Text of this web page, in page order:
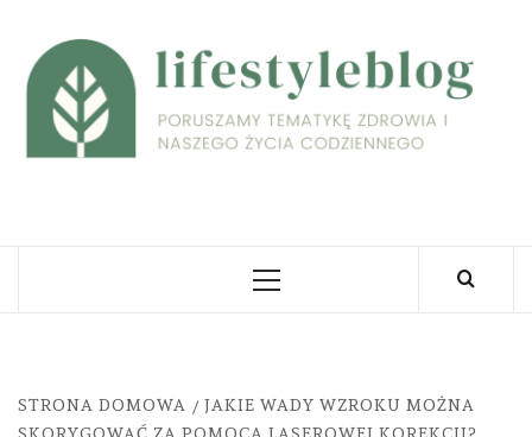
content
Primary
STRONA DOMOWA
JAKIE WADY WZROKU MOŻNA